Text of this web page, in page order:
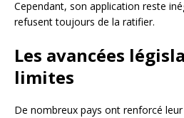
Cependant, son application reste
refusent toujours de la ratifier.
Les avancées
limites
De nombreux pays ont renforcé